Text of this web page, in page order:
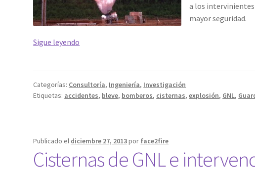
a los
mayor seguridad.
Sigue leyendo
de
por
en
Categorías: Consultoría, Ingeniería, Investigación
Etiquetas: accidentes, bleve, bomberos, cisternas,explosión, GNL,
Publicado el diciembre 27, 2013por face2fire
Cisternas de GNL e